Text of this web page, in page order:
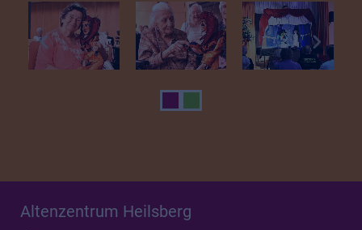
Altenzentrum Heilsberg